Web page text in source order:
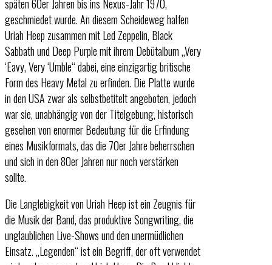
späten 60er Jahren bis ins Nexus-Jahr 1970,
geschmiedet wurde. An diesem Scheideweg halfen
Uriah Heep zusammen mit Led Zeppelin, Black
Sabbath und Deep Purple mit ihrem Debütalbum „Very
‘Eavy, Very ‘Umble“ dabei, eine einzigartig britische
Form des Heavy Metal zu erfinden. Die Platte wurde
in den USA zwar als selbstbetitelt angeboten, jedoch
war sie, unabhängig von der Titelgebung, historisch
gesehen von enormer Bedeutung für die Erfindung
eines Musikformats, das die 70er Jahre beherrschen
und sich in den 80er Jahren nur noch verstärken
sollte.
Die Langlebigkeit von Uriah Heep ist ein Zeugnis für
die Musik der Band, das produktive Songwriting, die
unglaublichen Live-Shows und den unermüdlichen
Einsatz. „Legenden“ ist ein Begriff, der oft verwendet